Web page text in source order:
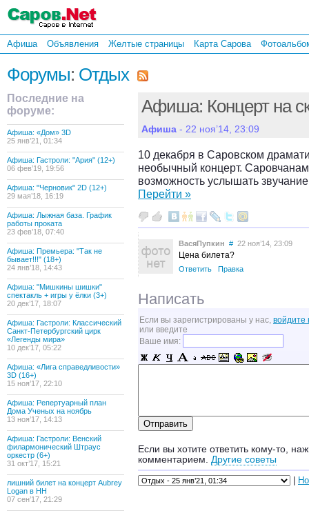
Афиша Объявления Желтые страницы Карта Сарова
Форумы: Отдых
Последние на
форуме:
Афиша: «Дом» 3D
25 янв’21, 01:34
Афиша: Гастроли: "Ария" (12+)
06 фев’19, 19:56
Афиша: "Черновик" 2D (12+)
29 мая’18, 16:19
Афиша: Лыжная база. График
работы проката
23 фев’18, 07:40
Афиша: Премьера: "Так не
бывает!!!" (18+)
24 янв’18, 14:43
Афиша: "Мишкины шишки"
спектакль + игры у ёлки (3+)
20 дек’17, 18:07
Афиша: Гастроли: Классический
Санкт-Петербургский цирк
«Легенды мира»
10 дек’17, 05:22
Афиша: «Лига справедливости»
3D (16+)
15 ноя’17, 22:10
Афиша: Репертуарный план
Дома Ученых на ноябрь
13 ноя’17, 14:13
Афиша: Гастроли: Венский
филармонический Штраус
оркестр (6+)
31 окт’17, 15:21
лишний билет на концерт Aubrey
Logan в НН
07 сен’17, 21:29
Афиша: Концерт на
Афиша - 22 ноя’14, 23:09
10 декабря в Саровском
необычный концерт.
возможность услышать
Перейти »
ВасяПупкин # 22 ноя’14, 23:09
Цена билета?
Ответить Правка
Написать
Если вы зарегистрированы у нас, войдите
или введите
Ваше имя:
Если вы хотите ответить кому-то,
комментарием. Другие советы